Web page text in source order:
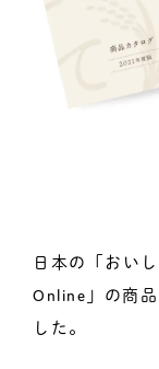
日本の「おい
Online」の商
した。